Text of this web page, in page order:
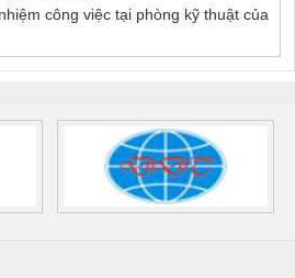
công việc tại phòng kỹ thuật của